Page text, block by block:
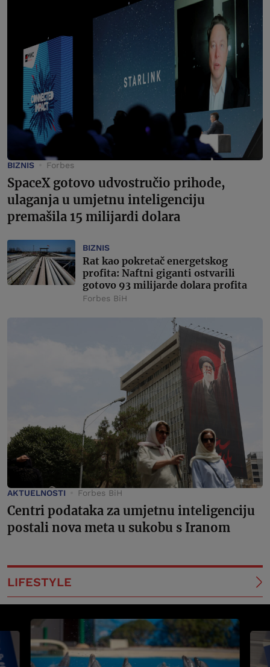
BIZNIS Forbes
SpaceX gotovo udvostručio prihode,
ulaganja u umjetnu inteligenciju
premašila 15 milijardi dolara
BIZNIS
Rat kao pokretač energetskog
profita: Naftni giganti ostvarili
gotovo 93 milijarde dolara profita
Forbes BiH
AKTUELNOSTI Forbes BiH
Centri podataka za umjetnu inteligenciju
postali nova meta u sukobu s Iranom
LIFESTYLE